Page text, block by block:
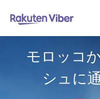
モロッコ
シュに